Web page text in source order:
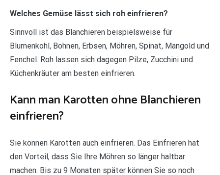
Welches Gemüse lässt sich roh einfrieren?
Sinnvoll ist das Blanchieren beispielsweise für
Blumenkohl, Bohnen, Erbsen, Möhren, Spinat, Mangold und
Fenchel. Roh lassen sich dagegen Pilze, Zucchini und
Küchenkräuter am besten einfrieren.
Kann man Karotten ohne Blanchieren
einfrieren?
Sie können Karotten auch einfrieren. Das Einfrieren hat
den Vorteil, dass Sie Ihre Möhren so länger haltbar
machen. Bis zu 9 Monaten später können Sie so noch